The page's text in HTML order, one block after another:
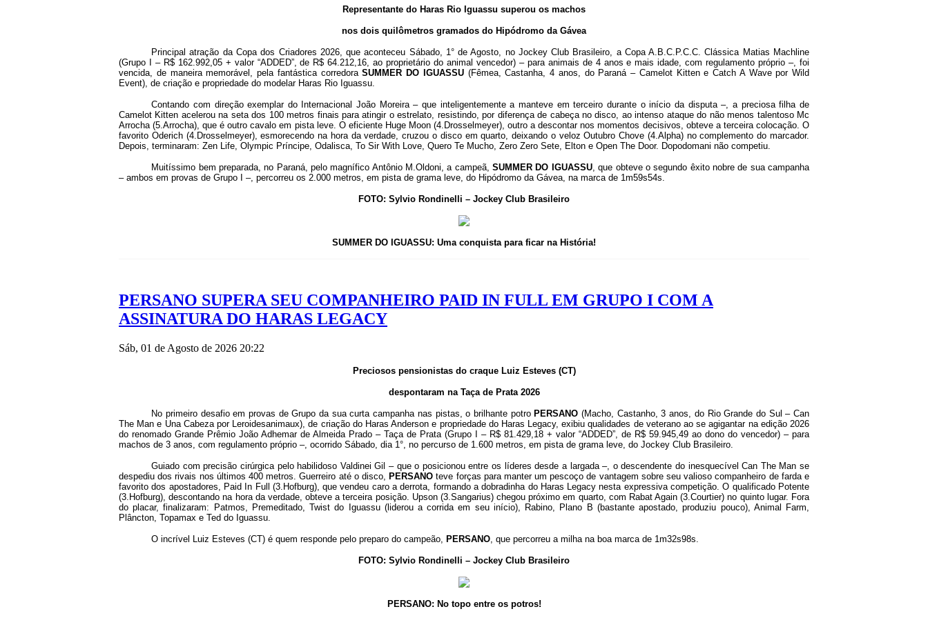
Representante do Haras Rio Iguassu superou os machos
nos dois quilômetros gramados do Hipódromo da Gávea
Principal atração da Copa dos Criadores 2026, que aconteceu Sábado, 1° de Agosto, no Jockey Club Brasileiro, a Copa A.B.C.P.C.C. Clássica Matias Machline
(Grupo I – R$ 162.992,05 + valor “ADDED”, de R$ 64.212,16, ao proprietário do animal vencedor) – para animais de 4 anos e mais idade, com regulamento próprio –, foi
vencida, de maneira memorável, pela fantástica corredoraSUMMER DO IGUASSU(Fêmea, Castanha, 4 anos, do Paraná – Camelot Kitten e Catch A Wave por Wild
Event), de criação e propriedade do modelar Haras Rio Iguassu.
Contando com direção exemplar do Internacional João Moreira – que inteligentemente a manteve em terceiro durante o início da disputa –, a preciosa filha de
Camelot Kitten acelerou na seta dos 100 metros finais para atingir o estrelato, resistindo, por diferença de cabeça no disco, ao intenso ataque do não menos talentoso Mc
Arrocha (5.Arrocha), que é outro cavalo em pista leve. O eficiente Huge Moon (4.Drosselmeyer), outro a descontar nos momentos decisivos, obteve a terceira colocação. O
favorito Oderich (4.Drosselmeyer), esmorecendo na hora da verdade, cruzou o disco em quarto, deixando o veloz Outubro Chove (4.Alpha) no complemento do marcador.
Depois, terminaram: Zen Life, Olympic Príncipe, Odalisca, To Sir With Love, Quero Te Mucho, Zero Zero Sete, Elton e Open The Door. Dopodomani não competiu.
Muitíssimo bem preparada, no Paraná, pelo magnífico Antônio M.Oldoni, a campeã,SUMMER DO IGUASSU, que obteve o segundo êxito nobre de sua campanha
– ambos em provas de Grupo I –, percorreu os 2.000 metros, em pista de grama leve, do Hipódromo da Gávea, na marca de 1m59s54s.
FOTO: Sylvio Rondinelli – Jockey Club Brasileiro
SUMMER DO IGUASSU: Uma conquista para ficar na História!
PERSANO SUPERA SEU COMPANHEIRO PAID IN FULL EM GRUPO I COM A
ASSINATURA DO HARAS LEGACY
Sáb, 01 de Agosto de 2026 20:22
Preciosos pensionistas do craque Luiz Esteves (CT)
despontaram na Taça de Prata 2026
No primeiro desafio em provas de Grupo da sua curta campanha nas pistas, o brilhante potroPERSANO (Macho, Castanho, 3 anos, do Rio Grande do Sul – Can
The Man e Una Cabeza por Leroidesanimaux), de criação do Haras Anderson e propriedade do Haras Legacy, exibiu qualidades de veterano ao se agigantar na edição 2026
do renomado Grande Prêmio João Adhemar de Almeida Prado – Taça de Prata (Grupo I – R$ 81.429,18 + valor “ADDED”, de R$ 59.945,49 ao dono do vencedor) – para
machos de 3 anos, com regulamento próprio –, ocorrido Sábado, dia 1°, no percurso de 1.600 metros, em pista de grama leve, do Jockey Club Brasileiro.
Guiado com precisão cirúrgica pelo habilidoso Valdinei Gil – que o posicionou entre os líderes desde a largada –, o descendente do inesquecível Can The Man se
despediu dos rivais nos últimos 400 metros. Guerreiro até o disco,PERSANO teve forças para manter um pescoço de vantagem sobre seu valioso companheiro de farda e
favorito dos apostadores, Paid In Full (3.Hofburg), que vendeu caro a derrota, formando a dobradinha do Haras Legacy nesta expressiva competição. O qualificado Potente
(3.Hofburg), descontando na hora da verdade, obteve a terceira posição. Upson (3.Sangarius) chegou próximo em quarto, com Rabat Again (3.Courtier) no quinto lugar. Fora
do placar, finalizaram: Patmos, Premeditado, Twist do Iguassu (liderou a corrida em seu início), Rabino, Plano B (bastante apostado, produziu pouco), Animal Farm,
Plâncton, Topamax e Ted do Iguassu.
O incrível Luiz Esteves (CT) é quem responde pelo preparo do campeão,PERSANO , que percorreu a milha na boa marca de 1m32s98s.
FOTO: Sylvio Rondinelli – Jockey Club Brasileiro
PERSANO: No topo entre os potros!